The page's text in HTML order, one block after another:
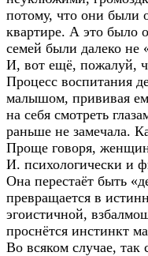
потому, что они были
квартире. А это было
семей были далеко
И, вот ещё, пожалуй,
Процесс воспитания
малышом, прививая
на себя смотреть
раньше не замечала.
Проще говоря,
И. психологически и
Она перестаёт быть
превращается в
эгоистичной,
проснётся инстинкт
Во всяком случае, так